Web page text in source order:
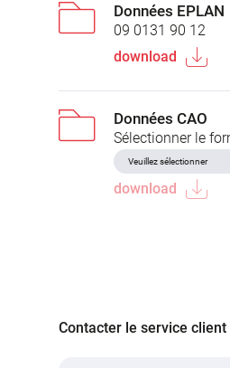
Données EPLAN
09 0131 90 12
download
Données CAO
Sélectionner le
download
Contacter le service client